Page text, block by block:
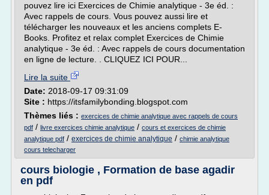
pouvez lire ici Exercices de Chimie analytique - 3e éd. :
Avec rappels de cours. Vous pouvez aussi lire et
télécharger les nouveaux et les anciens complets E-
Books. Profitez et relax complet Exercices de Chimie
analytique - 3e éd. : Avec rappels de cours documentation
en ligne de lecture. . CLIQUEZ ICI POUR...
Lire la suite
Date: 2018-09-17 09:31:09
Site : https://itsfamilybonding.blogspot.com
Thèmes liés : exercices de chimie analytique avec rappels de cours
pdf / livre exercices chimie analytique / cours et exercices de chimie
analytique pdf / exercices de chimie analytique / chimie analytique
cours telecharger
cours biologie , Formation de base agadir
en pdf